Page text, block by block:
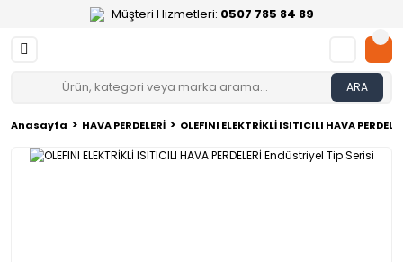
Müşteri Hizmetleri: 0507 785 84 89
ARA
Anasayfa HAVA PERDELERİ OLEFINI ELEKTRİKLİ ISITICILI HAVA